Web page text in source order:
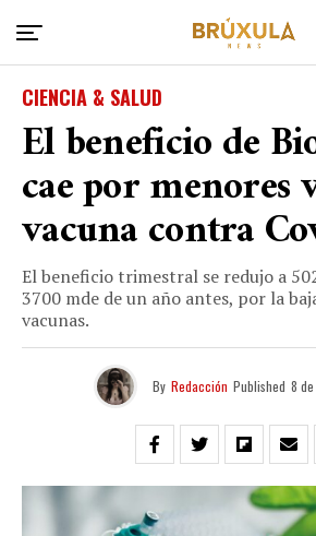
CIENCIA & SALUD
El beneficio de
cae por menores
vacuna contra
El beneficio trimestral se redujo a
3700 mde de un año antes, por la
vacunas.
By Redacción Published 8